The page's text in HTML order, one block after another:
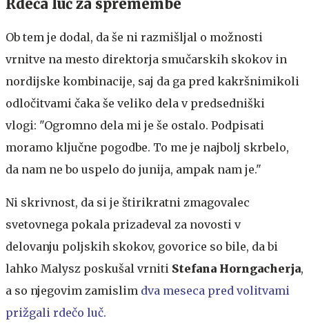
Rdeča luč za spremembe
Ob tem je dodal, da še ni razmišljal o možnosti
vrnitve na mesto direktorja smučarskih skokov in
nordijske kombinacije, saj da ga pred kakršnimikoli
odločitvami čaka še veliko dela v predsedniški
vlogi: "Ogromno dela mi je še ostalo. Podpisati
moramo ključne pogodbe. To me je najbolj skrbelo,
da nam ne bo uspelo do junija, ampak nam je."
Ni skrivnost, da si je štirikratni zmagovalec
svetovnega pokala prizadeval za novosti v
delovanju poljskih skokov, govorice so bile, da bi
lahko Malysz poskušal vrniti Stefana Horngacherja,
a so njegovim zamislim dva meseca pred volitvami
prižgali rdečo luč.